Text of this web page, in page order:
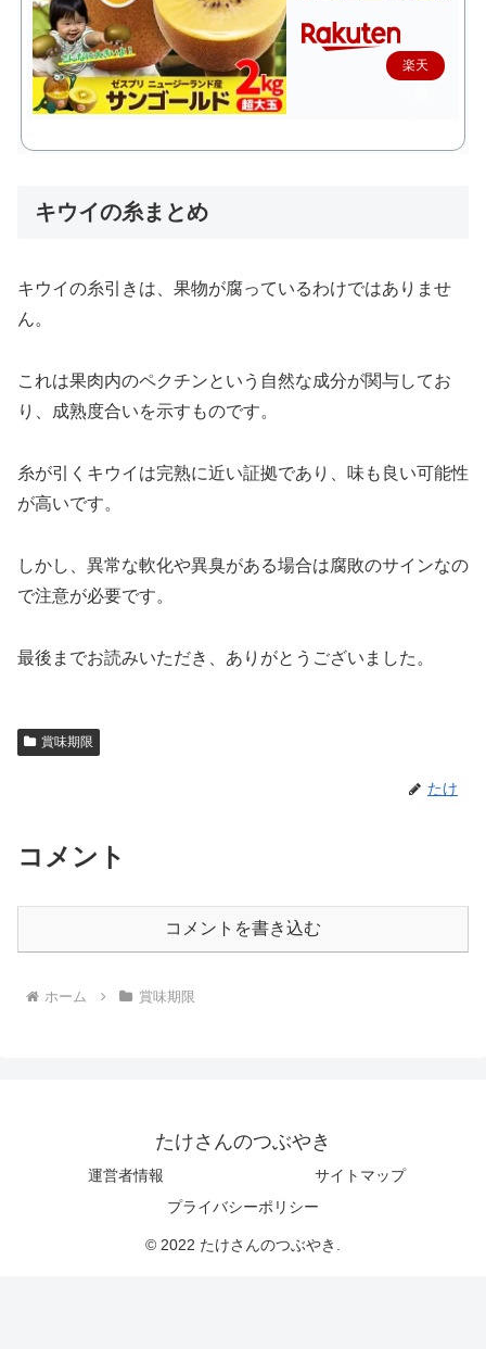
楽天
キウイの糸まとめ
キウイの糸引きは、果物が腐っているわけではありませ
ん。
これは果肉内のペクチンという自然な成分が関与してお
り、成熟度合いを示すものです。
糸が引くキウイは完熟に近い証拠であり、味も良い可能性
が高いです。
しかし、異常な軟化や異臭がある場合は腐敗のサインなの
で注意が必要です。
最後までお読みいただき、ありがとうございました。
賞味期限
たけ
コメント
コメントを書き込む
ホーム 賞味期限
たけさんのつぶやき
運営者情報
サイトマップ
プライバシーポリシー
© 2022 たけさんのつぶやき.